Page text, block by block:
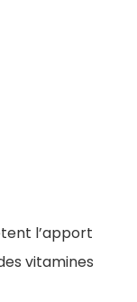
l’apport
vitamines